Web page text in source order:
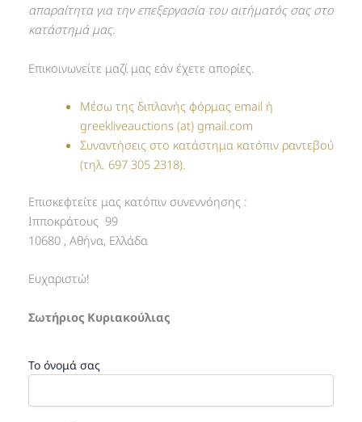
απαραίτητα για την επεξεργασία του αιτήματός σας στο
κατάστημά μας.
Επικοινωνείτε μαζί μας εάν έχετε απορίες.
Μέσω της διπλανής φόρμας email ή
greekliveauctions (at) gmail.com
Συναντήσεις στο κατάστημα κατόπιν ραντεβού
(τηλ. 697 305 2318).
Επισκεφτείτε μας κατόπιν συνεννόησης :
Ιπποκράτους 99
10680 , Αθήνα, Ελλάδα
Ευχαριστώ!
Σωτήριος Κυριακούλιας
Το όνομά σας